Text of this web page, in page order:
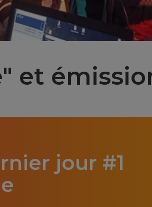
et
jour #1